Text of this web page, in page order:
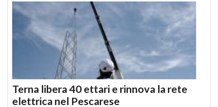
Terna libera 40 ettari e rinnova la rete
elettrica nel Pescarese